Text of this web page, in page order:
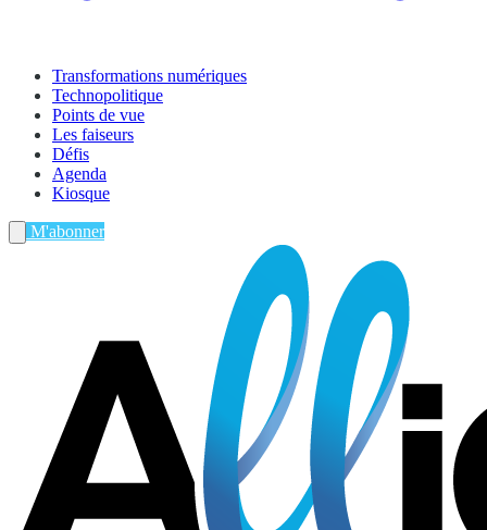
Transformations numériques
Technopolitique
Points de vue
Les faiseurs
Défis
Agenda
Kiosque
M'abonner